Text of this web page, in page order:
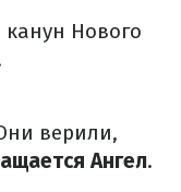
Нового
верили,
Ангел.